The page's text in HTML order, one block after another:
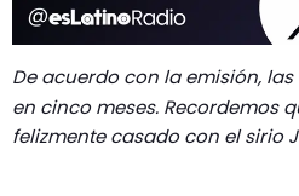
De acuerdo con la emisión,
en cinco meses. Recordemos
felizmente casado con el sirio